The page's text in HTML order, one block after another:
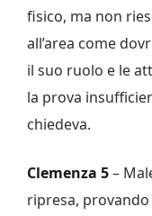
fisico, ma non
all’area come
il suo ruolo e le
la prova
chiedeva.
Clemenza 5–
ripresa,